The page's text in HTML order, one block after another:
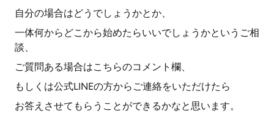
自分の場合はどうでしょうかとか、
一体何からどこから始めたらいいでしょうかというご相
談、
ご質問ある場合はこちらのコメント欄、
もしくは公式LINEの方からご連絡をいただけたら
お答えさせてもらうことができるかなと思います。